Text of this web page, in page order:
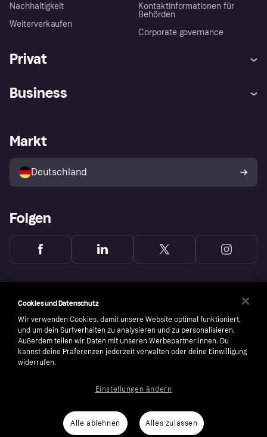
Nachhaltigkeit
Weiterverkaufen
Kontaktinformationen für
Behörden
Corporate governance
Privat
Klarna App
Shops entdecken
Käuferschutzrichtlinie
Dein Widerrufsrecht
Business
Händlerportal
Markt
Deutschland
Folgen
number: 556737-0431
Nutzungsbedingungen CookiesKlarna.com
Cookies und Datenschutz
Wir verwenden Cookies, damit unsere Website optimal funktioniert,
und um dein Surfverhalten zu analysieren und zu personalisieren.
Außerdem teilen wir Daten mit unseren Werbepartner:innen. Du
kannst deine Präferenzen jederzeit verwalten oder deine Einwilligung
widerrufen.
Alle ablehnen Alles zulassen
Einstellungen ändern